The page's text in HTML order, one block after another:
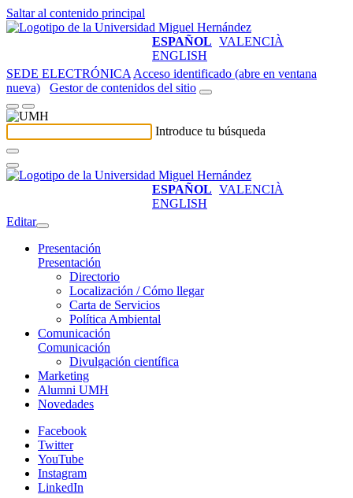
Saltar al contenido principal
ESPAÑOL VALENCIÀ
ENGLISH
SEDE ELECTRÓNICA Acceso identificado (abre en ventana
nueva)
Gestor de contenidos del sitio
Introduce tu búsqueda
ESPAÑOL VALENCIÀ
ENGLISH
Editar
Presentación
Presentación
Directorio
Localización / Cómo llegar
Carta de Servicios
Política Ambiental
Comunicación
Comunicación
Divulgación científica
Marketing
Alumni UMH
Novedades
Facebook
Twitter
YouTube
Instagram
LinkedIn